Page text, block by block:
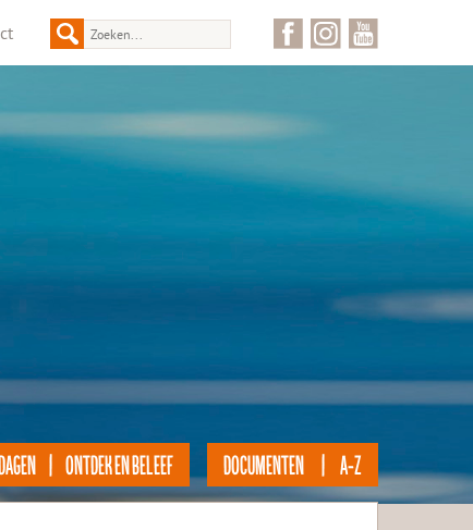
DOCUMENTEN | A-Z
| ONTDEK EN BELEEF